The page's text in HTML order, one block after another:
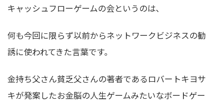
キャッシュフローゲームの会というのは、
何も今回に限らず以前からネットワークビジネスの勧
誘に使われてきた言葉です。
金持ち父さん貧乏父さんの著者であるロバートキヨサ
キが発案したお金脳の人生ゲームみたいなボードゲー